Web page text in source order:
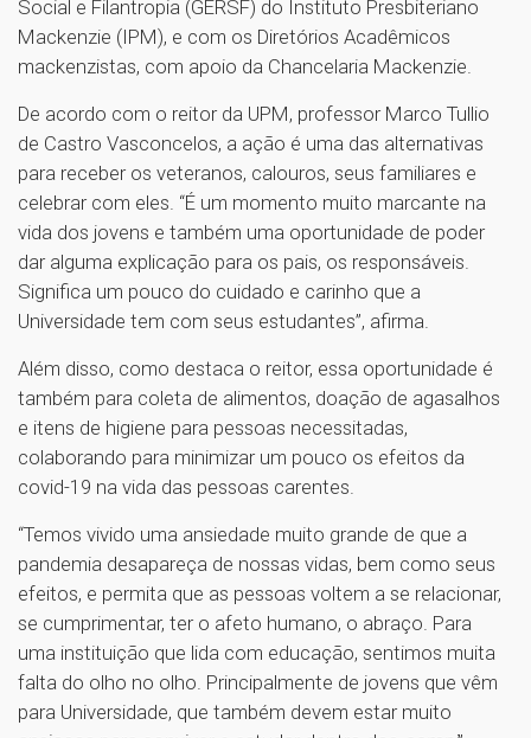
Social e Filantropia (GERSF) do Instituto Presbiteriano
Mackenzie (IPM), e com os Diretórios Acadêmicos
mackenzistas, com apoio da Chancelaria Mackenzie.
De acordo com o reitor da UPM, professor Marco Tullio
de Castro Vasconcelos, a ação é uma das alternativas
para receber os veteranos, calouros, seus familiares e
celebrar com eles. “É um momento muito marcante na
vida dos jovens e também uma oportunidade de poder
dar alguma explicação para os pais, os responsáveis.
Significa um pouco do cuidado e carinho que a
Universidade tem com seus estudantes”, afirma.
Além disso, como destaca o reitor, essa oportunidade é
também para coleta de alimentos, doação de agasalhos
e itens de higiene para pessoas necessitadas,
colaborando para minimizar um pouco os efeitos da
covid-19 na vida das pessoas carentes.
“Temos vivido uma ansiedade muito grande de que a
pandemia desapareça de nossas vidas, bem como seus
efeitos, e permita que as pessoas voltem a se relacionar,
se cumprimentar, ter o afeto humano, o abraço. Para
uma instituição que lida com educação, sentimos muita
falta do olho no olho. Principalmente de jovens que vêm
para Universidade, que também devem estar muito